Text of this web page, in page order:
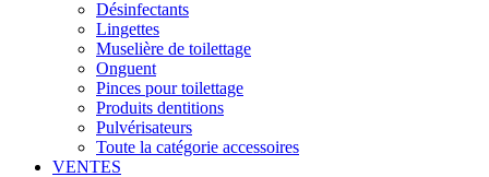
Désinfectants
Lingettes
Muselière de toilettage
Onguent
Pinces pour toilettage
Produits dentitions
Pulvérisateurs
Toute la catégorie accessoires
VENTES